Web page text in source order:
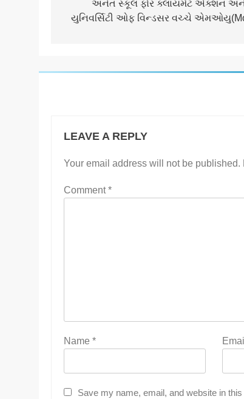
અનંત સ્કૂલ ફોર ક્લાયમેટ એક્શન અને
યુનિવર્સિટી ઓફ વિન્ડસર વચ્ચે
LEAVE A REPLY
Your email address will not be published.
Comment*
Name * Email
Save my name, email, and website in